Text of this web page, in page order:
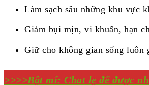
Làm sạch sâu những khu vực
Giảm bụi mịn, vi khuẩn, hạn
Giữ cho không gian sống luôn
>>>>Bật mí: Chat lẹ để được